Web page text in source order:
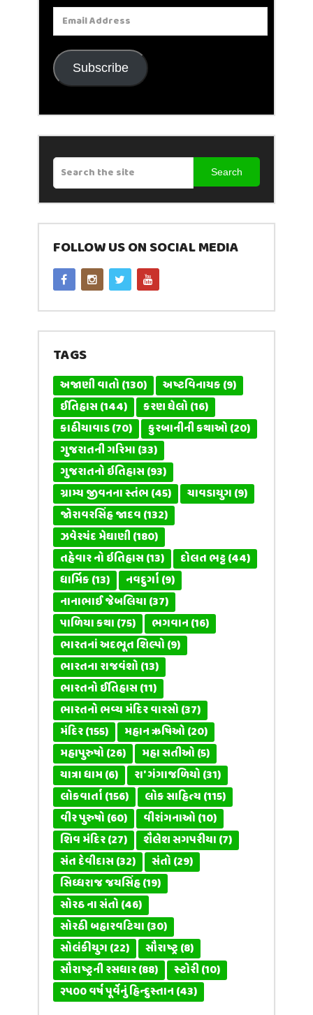
Email
Address
Subscribe
Search
FOLLOW US ON SOCIAL MEDIA
TAGS
અજાણી વાતો(130) અષ્ટવિનાયક(9)
ઈતિહાસ(144) કરણ ઘેલો(16)
કાઠીયાવાડ(70) કુરબાનીની કથાઓ(20)
ગુજરાતની ગરિમા(33)
ગુજરાતનો ઇતિહાસ(93)
ગ્રામ્ય જીવનના સ્તંભ(45) ચાવડાયુગ(9)
જોરાવરસિંહ જાદવ(132)
ઝવેરચંદ મેઘાણી(180)
તહેવાર નો ઇતિહાસ(13) દોલત ભટ્ટ(44)
ધાર્મિક(13) નવદુર્ગા(9)
નાનાભાઈ જેબલિયા(37)
પાળિયા કથા(75) ભગવાન(16)
ભારતનાં અદભૂત શિલ્પો(9)
ભારતના રાજવંશો(13)
ભારતનો ઈતિહાસ(11)
ભારતનો ભવ્ય મંદિર વારસો(37)
મંદિર(155) મહાન ઋષિઓ(20)
મહાપુરુષો(26) મહા સતીઓ(5)
યાત્રા ધામ(6) રા' ગંગાજળિયો(31)
લોકવાર્તા(156) લોક સાહિત્ય(115)
વીર પુરુષો(60) વીરાંગનાઓ(10)
શિવ મંદિર(27) શૈલેશ સગપરીયા(7)
સંત દેવીદાસ(32) સંતો(29)
સિધ્ધરાજ જયસિંહ(19)
સોરઠ ના સંતો(46)
સોરઠી બહારવટિયા(30)
સોલંકીયુગ(22) સૌરાષ્ટ્ર(8)
સૌરાષ્ટ્રની રસધાર(88) સ્ટોરી(10)
૨૫૦૦ વર્ષ પૂર્વેનું હિન્દુસ્તાન(43)